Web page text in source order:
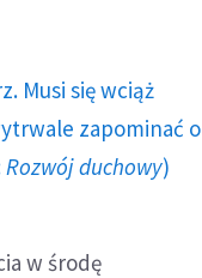
Musi się wciąż
zapominać o
Rozwój duchowy)
w środę